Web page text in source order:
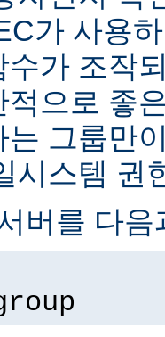
가 사용
수가 조작
으로 좋
는 그룹만
시스템 권
버를 다